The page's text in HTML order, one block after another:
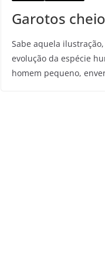
Garotos
Sabe aquela
evolução da espécie
homem pequeno,